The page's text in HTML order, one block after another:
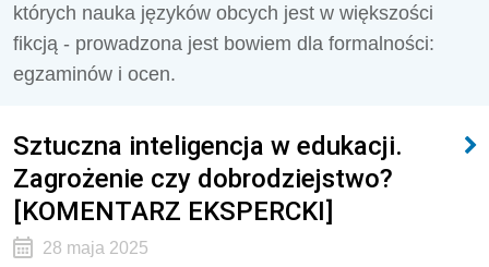
których nauka języków obcych jest w większości
fikcją - prowadzona jest bowiem dla formalności:
egzaminów i ocen.
Sztuczna inteligencja w edukacji.
Zagrożenie czy dobrodziejstwo?
[KOMENTARZ EKSPERCKI]
28 maja 2025